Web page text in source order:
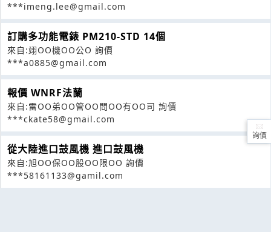
***imeng.lee@gmail.com
訂購多功能電錶 PM210-STD 14個
來自:翊OO機OO公O 詢價
***a0885@gmail.com
報價 WNRF法蘭
來自:雷OO弟OO管OO問OO有OO司 詢價
***ckate58@gmail.com
從大陸進口鼓風機 進口鼓風機
來自:旭OO保OO股OO限OO 詢價
***58161133@gamil.com
詢價